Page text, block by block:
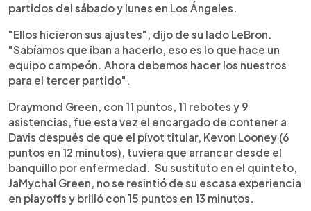
partidos del sábado y lunes en Los Ángeles.
"Ellos hicieron sus ajustes", dijo de su lado LeBron.
"Sabíamos que iban a hacerlo, eso es lo que hace un
equipo campeón. Ahora debemos hacer los nuestros
para el tercer partido".
Draymond Green, con 11 puntos, 11 rebotes y 9
asistencias, fue esta vez el encargado de contener a
Davis después de que el pívot titular, Kevon Looney (6
puntos en 12 minutos), tuviera que arrancar desde el
banquillo por enfermedad. Su sustituto en el quinteto,
JaMychal Green, no se resintió de su escasa experiencia
en playoffs y brilló con 15 puntos en 13 minutos.